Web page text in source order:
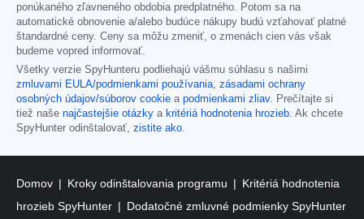
ponúkaného zľavneného obdobia predplatného. Potom sa na
automatické obnovenie a/alebo budúce nákupy budú vzťahovať platné
štandardné ceny. Ceny sa môžu zmeniť, o zmenách cien vás však
budeme vopred informovať.
Všetky verzie SpyHunteru podliehajú vášmu súhlasu s našimi
zmluvami EULA/podmienkami používania, zásadami ochrany
osobných údajov/súborov cookie a podmienkami zliav. Prečítajte si
tiež naše najčastejšie otázky a kritériá hodnotenia hrozieb. Ak chcete
SpyHunter odinštalovať, zistite ako.
Domov Kroky odinštalovania programu
Kritériá hodnotenia
hrozieb SpyHunter
Dodatočné zmluvné podmienky SpyHunter